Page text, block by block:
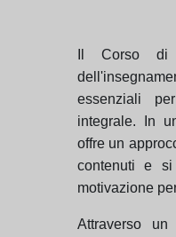
Il Corso di
essenziali
integrale. In
offre un
contenuti e
motivazione
Attraverso un